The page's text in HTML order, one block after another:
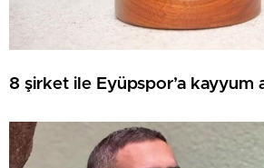
8 şirket ile Eyüpspor’a kayyum